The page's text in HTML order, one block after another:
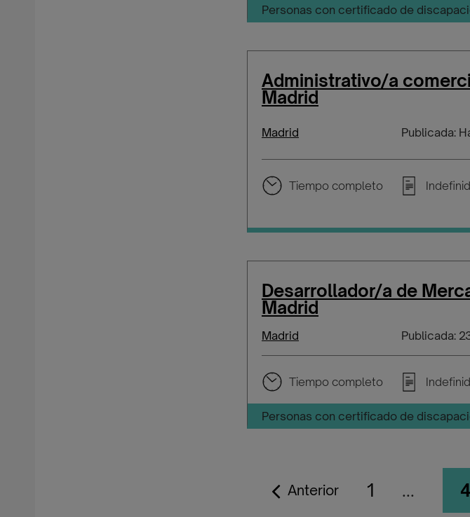
Personas con certificado de
Administrativo/a
Madrid
Madrid Publicada:
Tiempo completo
Desarrollador/a de
Madrid
Madrid Publicada:
Tiempo completo
Personas con certificado de
Anterior 1 ... 4